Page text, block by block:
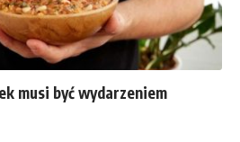
musi być wydarzeniem